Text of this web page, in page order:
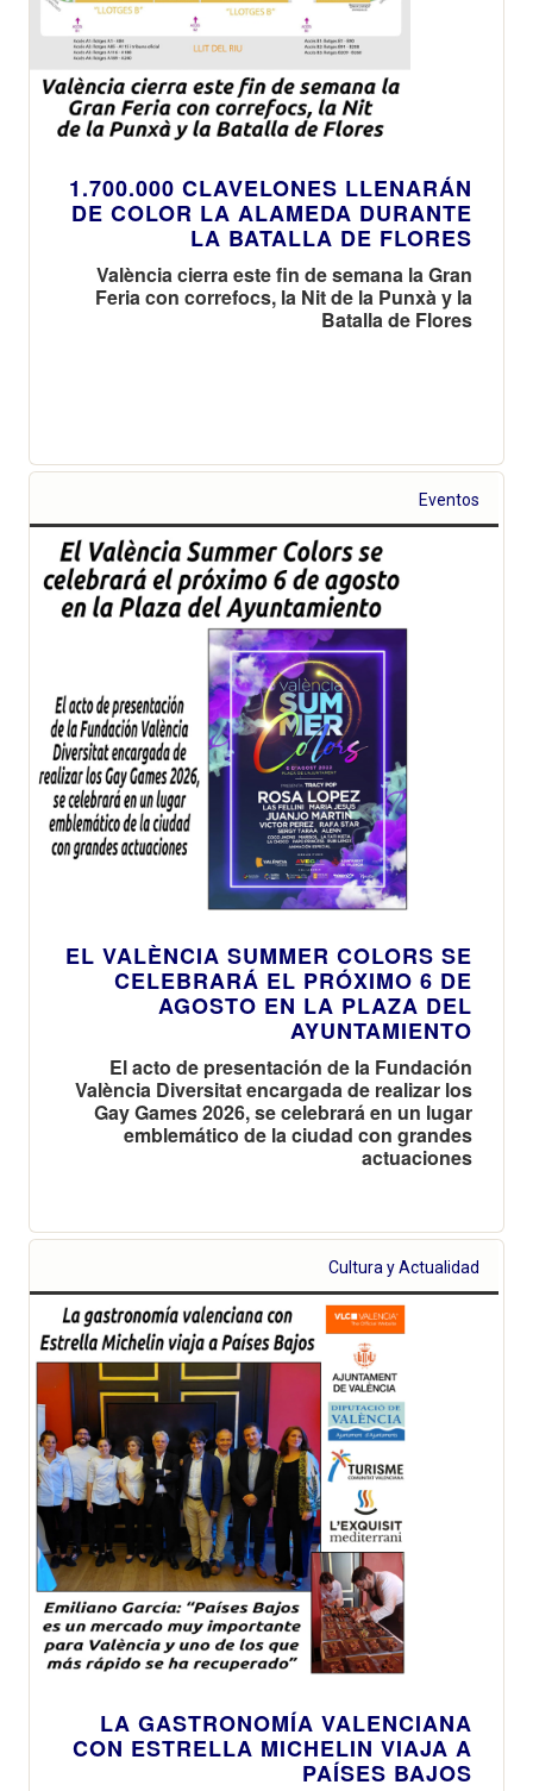
1.700.000 CLAVELONES LLENARÁN
DE COLOR LA ALAMEDA DURANTE
LA BATALLA DE FLORES
València cierra este fin de semana la Gran
Feria con correfocs, la Nit de la Punxà y la
Batalla de Flores
Eventos
EL VALÈNCIA SUMMER COLORS SE
CELEBRARÁ EL PRÓXIMO 6 DE
AGOSTO EN LA PLAZA DEL
AYUNTAMIENTO
El acto de presentación de la Fundación
València Diversitat encargada de realizar los
Gay Games 2026, se celebrará en un lugar
emblemático de la ciudad con grandes
actuaciones
Cultura y Actualidad
LA GASTRONOMÍA VALENCIANA
CON ESTRELLA MICHELIN VIAJA A
PAÍSES BAJOS